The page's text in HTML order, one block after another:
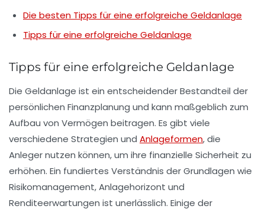
Die besten Tipps für eine erfolgreiche Geldanlage
Tipps für eine erfolgreiche Geldanlage
Tipps für eine erfolgreiche Geldanlage
Die Geldanlage ist ein entscheidender Bestandteil der
persönlichen Finanzplanung und kann maßgeblich zum
Aufbau von Vermögen beitragen. Es gibt viele
verschiedene Strategien und Anlageformen, die
Anleger nutzen können, um ihre finanzielle Sicherheit zu
erhöhen. Ein fundiertes Verständnis der Grundlagen wie
Risikomanagement,Anlagehorizont und
Renditeerwartungen ist unerlässlich. Einige der